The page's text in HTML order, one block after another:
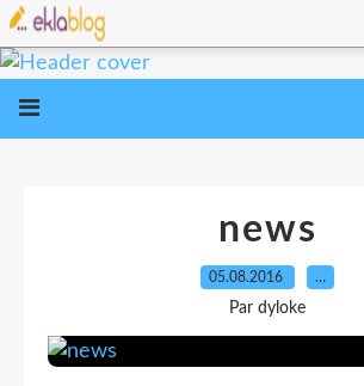
news
05.08.2016 …
Par dyloke